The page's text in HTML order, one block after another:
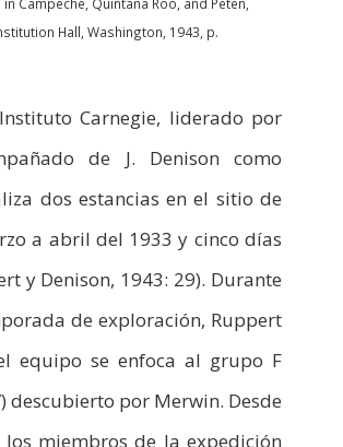
Hall, Washington, 1943, p.
Carnegie, liderado por
de J. Denison como
dos estancias en el sitio de
a abril del 1933 y cinco días
y Denison, 1943: 29). Durante
de exploración, Ruppert
equipo se enfoca al grupo F
descubierto por Merwin. Desde
los miembros de la expedición